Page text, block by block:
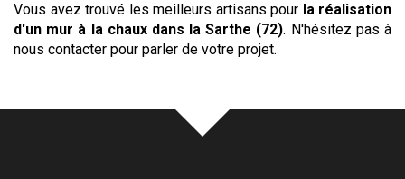
Vous avez trouvé les meilleurs artisans pour la réalisation
d'un mur à la chaux dans la Sarthe (72). N'hésitez pas à
nous contacter pour parler de votre projet.